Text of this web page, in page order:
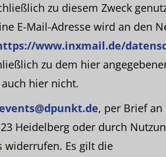
zu diesem Zweck
E-Mail-Adresse wird an den
www.inxmail.de/
zu dem hier
hier nicht.
, per Brief an
Heidelberg oder durch
widerrufen. Es gilt die